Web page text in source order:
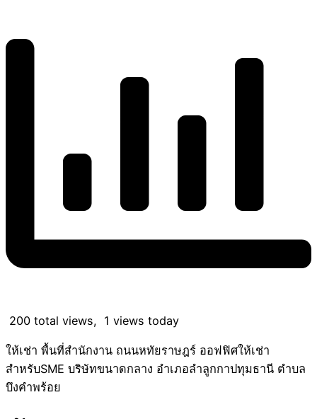
200 total views, 1 views today
ให้เช่า พื้นที่สำนักงาน ถนนหทัยราษฎร์ ออฟฟิศให้เช่า
สำหรับSME บริษัทขนาดกลาง อำเภอลำลูกกาปทุมธานี ตำบล
บึงคำพร้อย